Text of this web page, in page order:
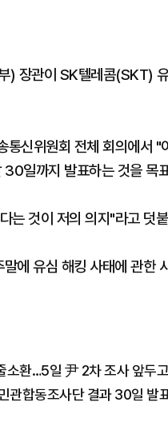
) 장관이 SK텔레콤(SKT)
신위원회 전체 회의에서 "
일까지 발표하는 것을 목
는 것이 저의 의지"라고 덧
에 유심 해킹 사태에 관한
환…5일 尹 2차 조사 앞두고
관합동조사단 결과 30일 발